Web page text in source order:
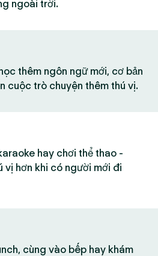
ngoài trời.
thêm ngôn ngữ mới, cơ bản
cuộc trò chuyện thêm thú vị.
hay chơi thể thao -
vị hơn khi có người mới đi
cùng vào bếp hay khám